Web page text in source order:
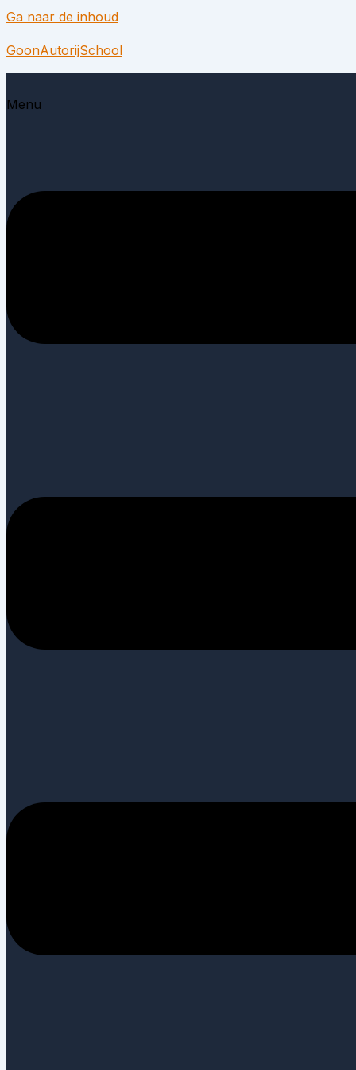
Ga naar de inhoud
GoonAutorijSchool
Menu